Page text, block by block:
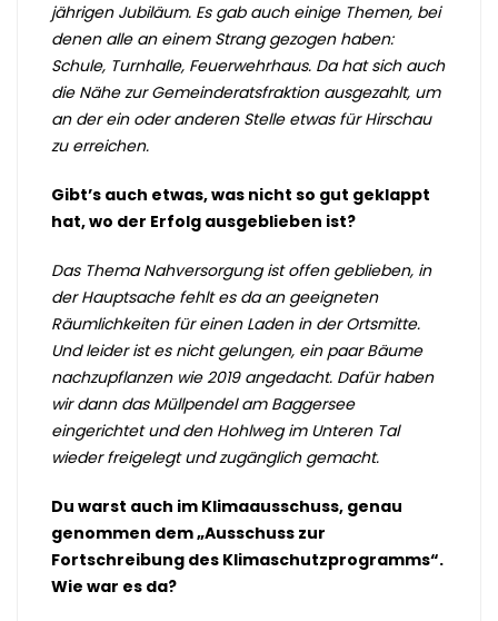
jährigen Jubiläum. Es gab auch einige Themen, bei
denen alle an einem Strang gezogen haben:
Schule, Turnhalle, Feuerwehrhaus. Da hat sich auch
die Nähe zur Gemeinderatsfraktion ausgezahlt, um
an der ein oder anderen Stelle etwas für Hirschau
zu erreichen.
Gibt’s auch etwas, was nicht so gut geklappt
hat, wo der Erfolg ausgeblieben ist?
Das Thema Nahversorgung ist offen geblieben, in
der Hauptsache fehlt es da an geeigneten
Räumlichkeiten für einen Laden in der Ortsmitte.
Und leider ist es nicht gelungen, ein paar Bäume
nachzupflanzen wie 2019 angedacht. Dafür haben
wir dann das Müllpendel am Baggersee
eingerichtet und den Hohlweg im Unteren Tal
wieder freigelegt und zugänglich gemacht.
Du warst auch im Klimaausschuss, genau
genommen dem „Ausschuss zur
Fortschreibung des Klimaschutzprogramms“.
Wie war es da?